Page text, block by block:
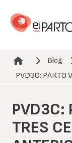
contenido
Ruta de navegación
Blog
PVD3C: PARTO
PVD3C:
TRES